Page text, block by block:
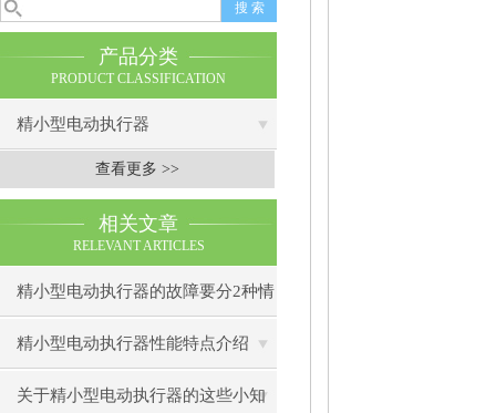
产品分类
PRODUCT CLASSIFICATION
精小型电动执行器
查看更多 >>
相关文章
RELEVANT ARTICLES
精小型电动执行器的故障要分2种情
况
精小型电动执行器性能特点介绍
关于精小型电动执行器的这些小知